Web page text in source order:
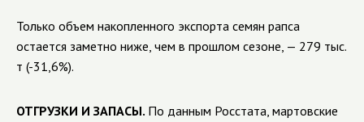
Только объем накопленного экспорта семян рапса
остается заметно ниже, чем в прошлом сезоне, — 279 тыс.
т (-31,6%).
ОТГРУЗКИ И ЗАПАСЫ. По данным Росстата, мартовские